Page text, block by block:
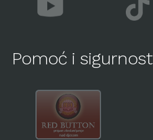
Pomoć i sigurnost